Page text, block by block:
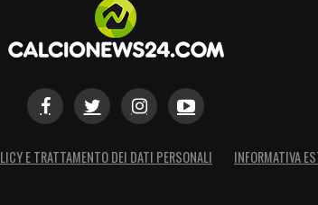
Aleksandar Stankovic
esploso nell’anno al Brugge
E TRATTAMENTO DEI DATI PERSONALI INFORMATIVA